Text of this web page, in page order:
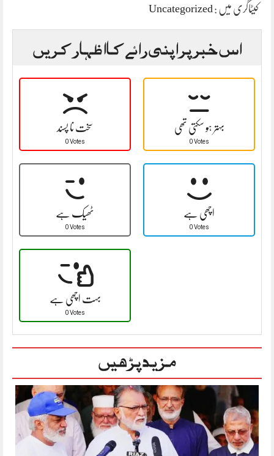
کیٹاگری میں : Uncategorized
اس خبر پر اپنی رائے کا اظہار کریں
سخت نا پسند
0 Votes
بہتر ہو سکتی تھی
0 Votes
ٹھیک ہے
0 Votes
اچھی ہے
0 Votes
بہت اچھی ہے
0 Votes
مزید پڑھیں